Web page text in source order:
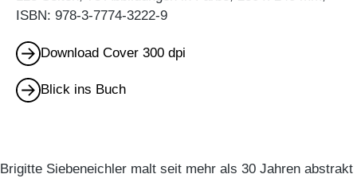
ISBN: 978-3-7774-3222-9
Download Cover 300 dpi
Blick ins Buch
Brigitte Siebeneichler malt seit mehr als 30 Jahren abstrakt